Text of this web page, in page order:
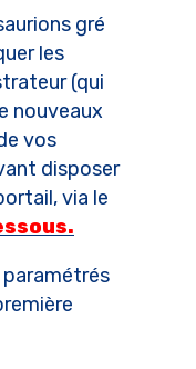
gré
les
(qui
nouveaux
vos
disposer
via le